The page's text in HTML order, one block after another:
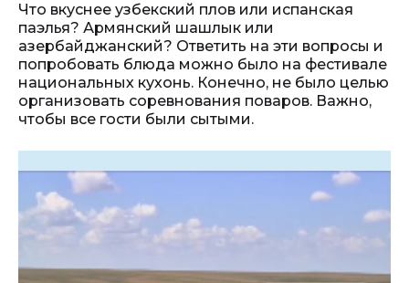
Что вкуснее узбекский плов или испанская
паэлья? Армянский шашлык или
азербайджанский? Ответить на эти вопросы и
попробовать блюда можно было на фестивале
национальных кухонь. Конечно, не было целью
организовать соревнования поваров. Важно,
чтобы все гости были сытыми.